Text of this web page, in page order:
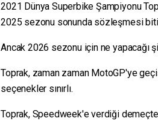
2021 Dünya Superbike Şampiyonu
2025 sezonu sonunda sözleşmesi
Ancak 2026 sezonu için ne yapacağı
Toprak, zaman zaman MotoGP'ye
seçenekler sınırlı.
Toprak, Speedweek'e verdiği